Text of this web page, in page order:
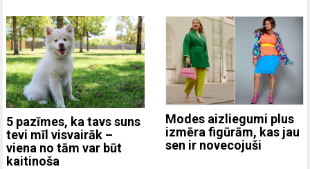
5 pazīmes, ka tavs suns
tevi mīl visvairāk –
viena no tām var būt
kaitinoša
Modes aizliegumi plus
izmēra figūrām, kas jau
sen ir novecojuši